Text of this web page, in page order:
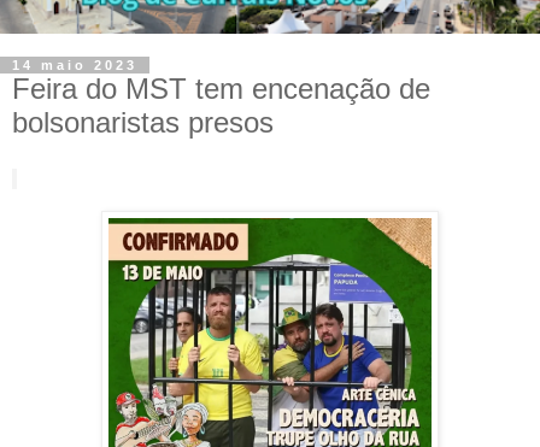
14 maio 2023
Feira do MST tem encenação de
bolsonaristas presos